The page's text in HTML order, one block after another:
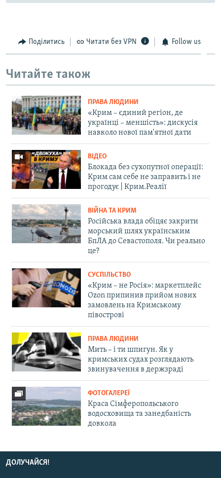
Поділитись Читати без VPN Follow us
Читайте також
ПРАВА ЛЮДИНИ
«Крим – єдиний регіон, де
українці – меншість»: дискусія
навколо нової пам'ятної дати
ВІДЕО
Блокада без сухопутної операції:
Крим сам себе не заправить і не
прогодує | Крим.Реалії
ВІЙНА ТА КРИМ
Російська влада обіцяє закрити
морський шлях українським
БпЛА до Севастополя. Чи реально
це?
СУСПІЛЬСТВО
«Крим – не Росія»: маркетплейс
Ozon припинив прийом нових
замовлень на Кримському
півострові
ПРАВА ЛЮДИНИ
Мить – і ти шпигун. Як у
кримських судах розглядають
звинувачення в держзраді
ФОТОГАЛЕРЕЇ
Краса Сімферопольського
водосховища та занедбаність
довкола
ДОЛУЧАЙСЯ!